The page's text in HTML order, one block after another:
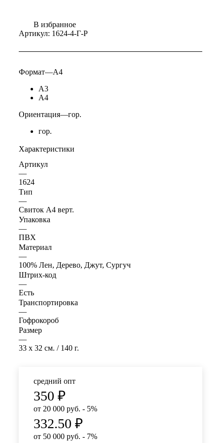
В избранное
Артикул: 1624-4-Г-Р
Формат—А4
А3
А4
Ориентация—гор.
гор.
Характеристики
Артикул
—
1624
Тип
—
Свиток А4 верт.
Упаковка
—
ПВХ
Материал
—
100% Лен, Дерево, Джут, Сургуч
Штрих-код
—
Есть
Транспортировка
—
Гофрокороб
Размер
—
33 x 32 см. / 140 г.
средний опт
350 ₽
от 20 000 руб. - 5%
332.50 ₽
от 50 000 руб. - 7%